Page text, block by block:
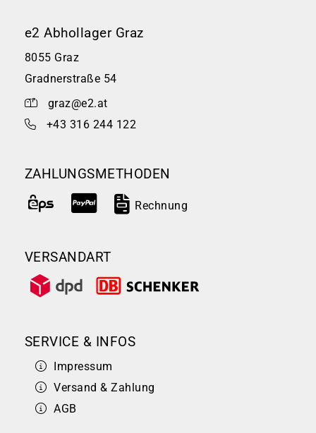
e2 Abhollager Graz
8055 Graz
Gradnerstraße 54
graz@e2.at
+43 316 244 122
ZAHLUNGSMETHODEN
Rechnung
VERSANDART
SERVICE & INFOS
Impressum
Versand & Zahlung
AGB